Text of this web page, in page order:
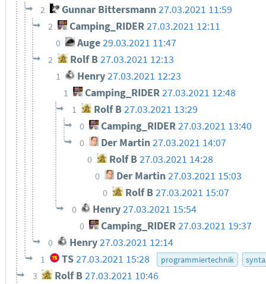
2 Gunnar Bittersmann 27.03.2021 11:59
2 Camping_RIDER27.03.2021 12:11
0 Auge29.03.2021 11:47
2 Rolf B 27.03.2021 12:13
1 Henry27.03.2021 12:23
1 Camping_RIDER27.03.2021 12:48
1 Rolf B27.03.2021 13:29
0 Camping_RIDER 27.03.2021 13:40
0 Der Martin 27.03.2021 14:07
0 Rolf B 27.03.2021 14:28
0 Der Martin27.03.2021 15:03
0 Rolf B27.03.2021 15:07
0 Henry27.03.2021 15:54
0 Camping_RIDER 27.03.2021 19:37
0 Henry27.03.2021 12:14
1 TS 27.03.2021 15:28 programmiertechnik
3 Rolf B27.03.2021 10:46